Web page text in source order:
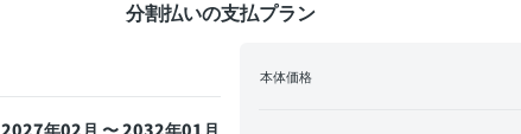
※一部の金融機関ではローンが組め
分割払いの支払プラン
2027年02月 〜 2032年01月
本体価格